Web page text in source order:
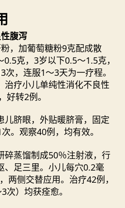
腹泻
，加葡萄糖粉9克配成散
克，3岁以下0.5～1.5克，
，连服1～3天为一疗程。
治疗小儿单纯性消化不良性
好转2例。
儿脐眼，外贴暖脐膏，固定
。观察40例，均有效。
碎蒸馏制成50％注射液，行
、足三里。小儿每穴0.2毫
两侧交替应用。治疗42例，
次）均获痊愈。